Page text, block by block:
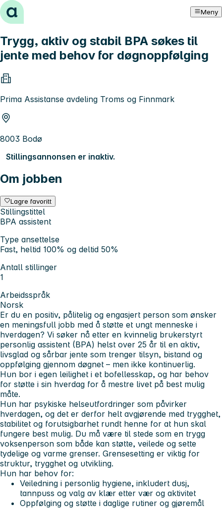
Hopp til innhold Meny
Trygg, aktiv og stabil BPA søkes til
jente med behov for døgnoppfølging
Prima Assistanse avdeling Troms og Finnmark
8003 Bodø
Stillingsannonsen er inaktiv.
Om jobben
Lagre favoritt
Stillingstittel
BPA assistent
Type ansettelse
Fast, heltid 100% og deltid 50%
Antall stillinger
1
Arbeidsspråk
Norsk
Er du en positiv, pålitelig og engasjert person som ønsker
en meningsfull jobb med å støtte et ungt menneske i
hverdagen? Vi søker nå etter en kvinnelig brukerstyrt
personlig assistent (BPA) helst over 25 år til en aktiv,
livsglad og sårbar jente som trenger tilsyn, bistand og
oppfølging gjennom døgnet – men ikke kontinuerlig.
Hun bor i egen leilighet i et bofellesskap, og har behov
for støtte i sin hverdag for å mestre livet på best mulig
måte.
Hun har psykiske helseutfordringer som påvirker
hverdagen, og det er derfor helt avgjørende med trygghet,
stabilitet og forutsigbarhet rundt henne for at hun skal
fungere best mulig. Du må være til stede som en trygg
voksenperson som både kan støtte, veilede og sette
tydelige og varme grenser. Grensesetting er viktig for
struktur, trygghet og utvikling.
Hun har behov for:
Veiledning i personlig hygiene, inkludert dusj,
tannpuss og valg av klær etter vær og aktivitet
Oppfølging og støtte i daglige rutiner og gjøremål